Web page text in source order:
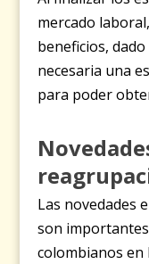
mercado
beneficios,
necesaria una
para poder
Las novedades
son
colombianos en